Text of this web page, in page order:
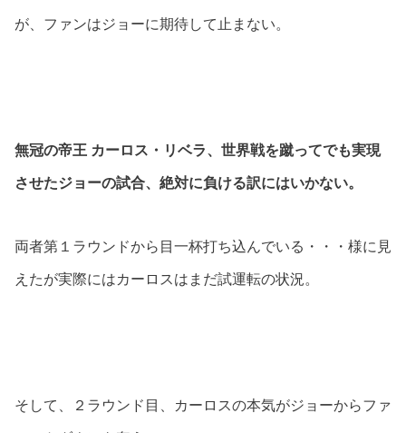
が、ファンはジョーに期待して止まない。
無冠の帝王 カーロス・リベラ、世界戦を蹴ってでも実現
させたジョーの試合、絶対に負ける訳にはいかない。
両者第１ラウンドから目一杯打ち込んでいる・・・様に見
えたが実際にはカーロスはまだ試運転の状況。
そして、２ラウンド目、カーロスの本気がジョーからファ